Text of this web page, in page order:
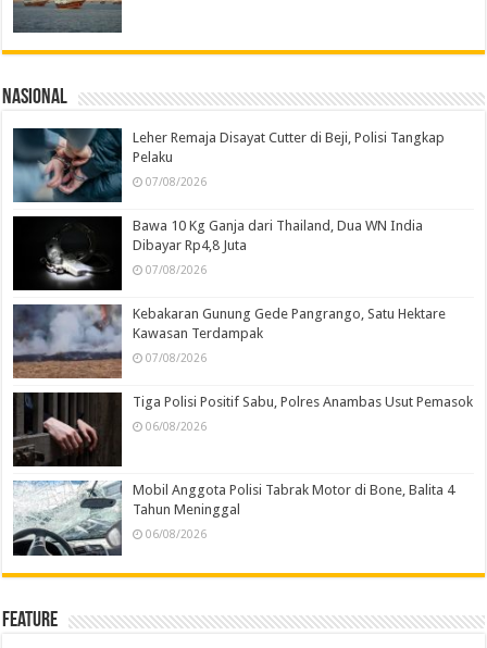
Nasional
Leher Remaja Disayat Cutter di Beji, Polisi Tangkap
Pelaku
07/08/2026
Bawa 10 Kg Ganja dari Thailand, Dua WN India
Dibayar Rp4,8 Juta
07/08/2026
Kebakaran Gunung Gede Pangrango, Satu Hektare
Kawasan Terdampak
07/08/2026
Tiga Polisi Positif Sabu, Polres Anambas Usut Pemasok
06/08/2026
Mobil Anggota Polisi Tabrak Motor di Bone, Balita 4
Tahun Meninggal
06/08/2026
Feature